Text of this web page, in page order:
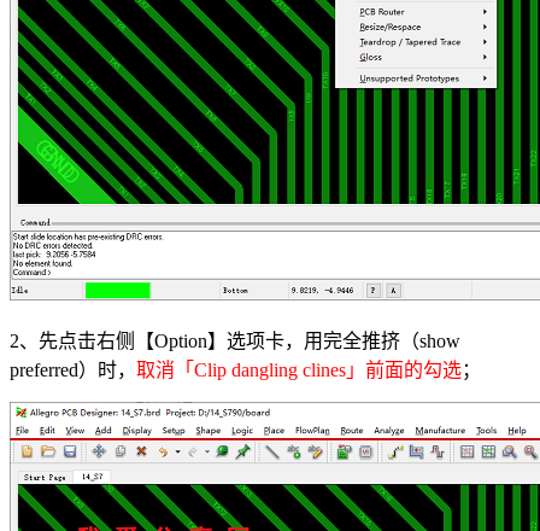
2、先点击右侧【Option】选项卡，用完全推挤（show
preferred）时， 取消「Clip dangling clines」前面的勾选；